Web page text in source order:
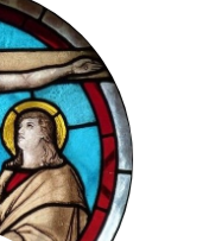
ich i rzekł:
podnieśli oczy,
Jezusa.
im,
o tym